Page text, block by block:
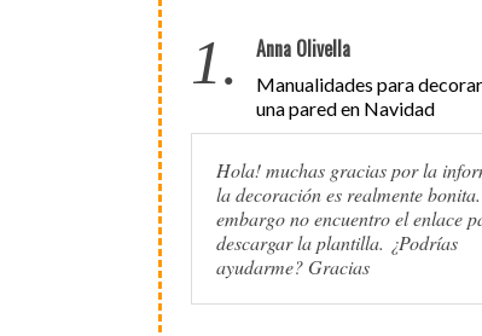
1. Anna Olivella
Manualidades para decorar
una pared en Navidad
Hola! muchas gracias por la
la decoración es realmente
embargo no encuentro el enlace
descargar la plantilla. ¿Podrías
ayudarme? Gracias